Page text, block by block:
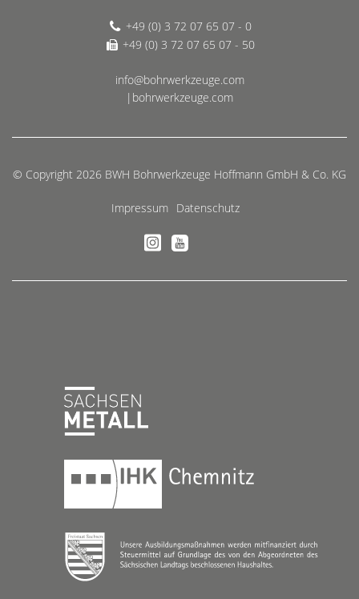
+49 (0) 3 72 07 65 07 - 0
+49 (0) 3 72 07 65 07 - 50
info@bohrwerkzeuge.com
|bohrwerkzeuge.com
© Copyright 2026 BWH Bohrwerkzeuge Hoffmann GmbH & Co. KG
Impressum Datenschutz